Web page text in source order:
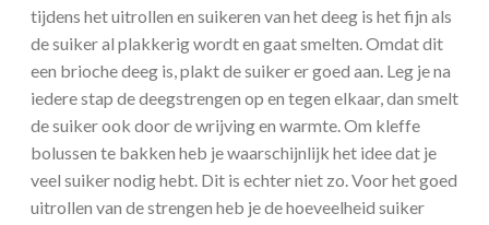
tijdens het uitrollen en suikeren van het deeg is het fijn als
de suiker al plakkerig wordt en gaat smelten. Omdat dit
een brioche deeg is, plakt de suiker er goed aan. Leg je na
iedere stap de deegstrengen op en tegen elkaar, dan smelt
de suiker ook door de wrijving en warmte. Om kleffe
bolussen te bakken heb je waarschijnlijk het idee dat je
veel suiker nodig hebt. Dit is echter niet zo. Voor het goed
uitrollen van de strengen heb je de hoeveelheid suiker